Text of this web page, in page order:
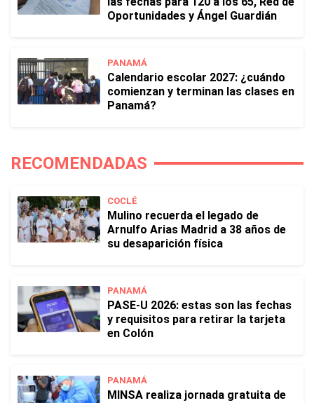
Oportunidades y Ángel Guardián
PANAMÁ
Calendario escolar 2027: ¿cuándo
comienzan y terminan las clases en
Panamá?
RECOMENDADAS
COCLÉ
Mulino recuerda el legado de
Arnulfo Arias Madrid a 38 años de
su desaparición física
PANAMÁ
PASE-U 2026: estas son las fechas
y requisitos para retirar la tarjeta
en Colón
PANAMÁ
MINSA realiza jornada gratuita de